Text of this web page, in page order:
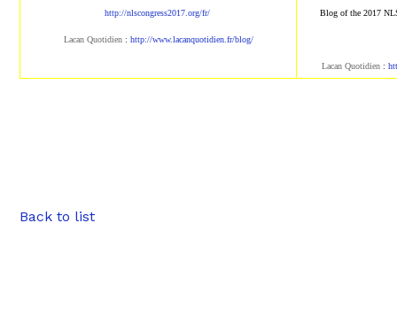
http://nlscongress2017.org/fr/
Lacan Quotidien: http://www.lacanquotidien.fr/blog/
Blog of the 2017
Lacan Quotidien:
Back to list